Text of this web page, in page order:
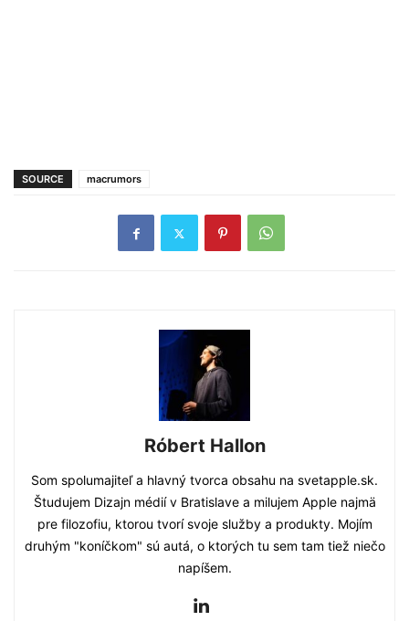
SOURCE macrumors
Róbert Hallon
Som spolumajiteľ a hlavný tvorca obsahu na svetapple.sk.
Študujem Dizajn médií v Bratislave a milujem Apple najmä
pre filozofiu, ktorou tvorí svoje služby a produkty. Mojím
druhým "koníčkom" sú autá, o ktorých tu sem tam tiež niečo
napíšem.